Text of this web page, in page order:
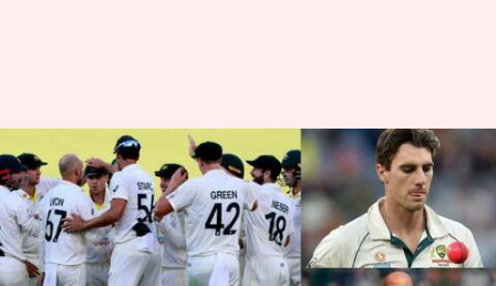
టెస్టుల్లో నెంబర్ వన్ ప్లేస్‌కు ఆసీస్..
ఫస్ట్ ర్యాంకు కోల్పోయిన
టీమిండియా!
వ్రాసిన వారు Jayachandra Akuri Jun 21, 2023 04:39 pm